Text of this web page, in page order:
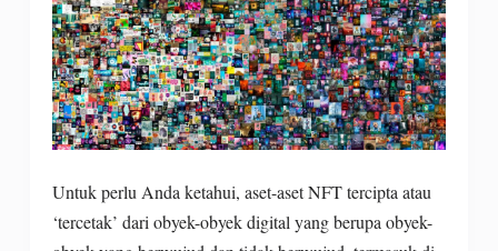
Untuk perlu Anda ketahui, aset-aset NFT tercipta atau
‘tercetak’ dari obyek-obyek digital yang berupa obyek-